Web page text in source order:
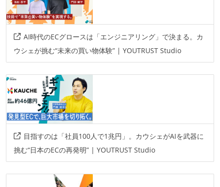
kotlin
swift python
vertex-ai
AI時代のECグロースは「エンジニアリング」で決まる。カ
ウシェが挑む“未来の買い物体験” | YOUTRUST Studio
目指すのは「社員100人で1兆円」。カウシェがAIを武器に
挑む“日本のECの再発明” | YOUTRUST Studio